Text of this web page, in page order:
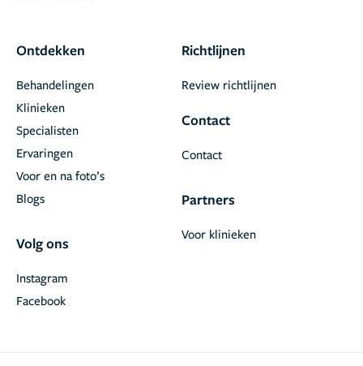
Ontdekken
Behandelingen
Klinieken
Specialisten
Ervaringen
Voor en na foto’s
Blogs
Volg ons
Facebook
Instagram
Richtlijnen
Review richtlijnen
Contact
Contact
Partners
Voor klinieken